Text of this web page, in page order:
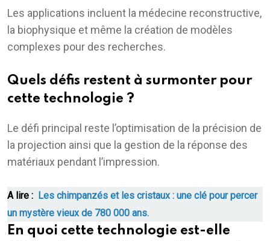
Les applications incluent la médecine reconstructive,
la biophysique et même la création de modèles
complexes pour des recherches.
Quels défis restent à surmonter pour
cette technologie ?
Le défi principal reste l’optimisation de la précision de
la projection ainsi que la gestion de la réponse des
matériaux pendant l’impression.
A lire : Les chimpanzés et les cristaux : une clé pour percer
un mystère vieux de 780 000 ans.
En quoi cette technologie est-elle